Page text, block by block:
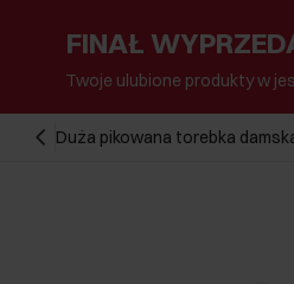
FINAŁ
Twoje ulubione produkty w
Duża pikowana torebka